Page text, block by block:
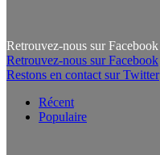
Retrouvez-nous sur Facebook
Retrouvez-nous sur Facebook
Restons en contact sur Twitter
Récent
Populaire